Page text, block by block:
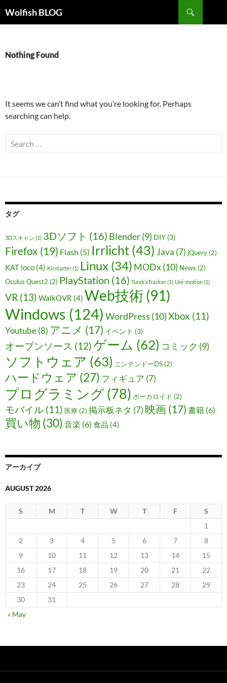
toWolfish BLOG
Nothing Found
It seems we can’t find what you’re looking for. Perhaps
searching can help.
Search
for:
タグ
3Dスキャン (1) 3Dソフト (16) Blender(9) DIY (3)
Firefox (19) Flash (5) Irrlicht (43) Java (7) jQuery (2)
KAT loco (4) Kicstarter(1) Linux (34) MODx(10) News (2)
Oculus Quest2 (2) PlayStation (16) TundraTracker(1) Uni-motion(1)
VR (13) WalkOVR (4) Web技術 (91)
Windows (124) WordPress (10)Xbox (11)
Youtube(8) アニメ (17) イベント (3)
オープンソース (12)ゲーム (62) コミック (9)
ソフトウェア (63) ニンテンドーDS (2)
ハードウェア (27) フィギュア (7)
プログラミング(78) ボーカロイド (2)
モバイル (11) 医療 (2) 掲示板ネタ (7) 映画 (17) 書籍 (6)
買い物 (30) 音楽 (6) 食品 (4)
アーカイブ
AUGUST 2026
S M T W T F
S
1
2
3 4 5 6 7
8
9
10 11 12 13 14
15
16
17 18 19 20 21
22
23
24 25 26 27 28
29
30
31
« May